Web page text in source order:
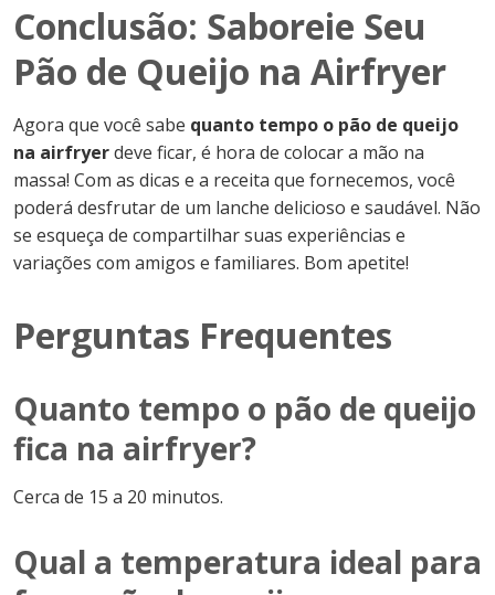
Conclusão: Saboreie Seu
Pão de Queijo na Airfryer
Agora que você sabe quanto tempo o pão de queijo
na airfryerdeve ficar, é hora de colocar a mão na
massa! Com as dicas e a receita que fornecemos, você
poderá desfrutar de um lanche delicioso e saudável. Não
se esqueça de compartilhar suas experiências e
variações com amigos e familiares. Bom apetite!
Perguntas Frequentes
Quanto tempo o pão de queijo
fica na airfryer?
Cerca de 15 a 20 minutos.
Qual a temperatura ideal para